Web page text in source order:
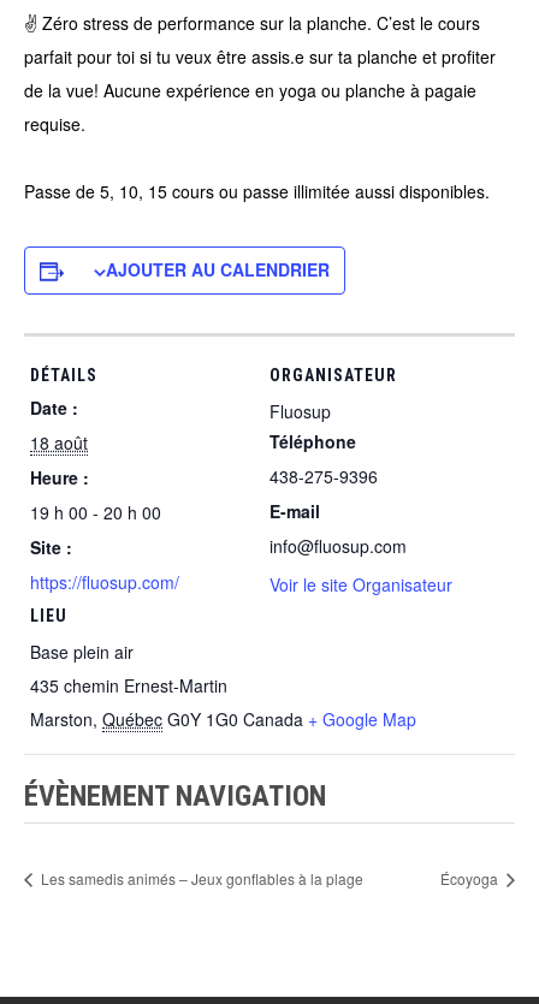
✌️ Zéro stress de performance sur la planche. C’est le cours
parfait pour toi si tu veux être assis.e sur ta planche et profiter
de la vue! Aucune expérience en yoga ou planche à pagaie
requise.
Passe de 5, 10, 15 cours ou passe illimitée aussi disponibles.
AJOUTER AU CALENDRIER
DÉTAILS
Date :
18 août
Heure :
19 h 00 - 20 h 00
Site :
https://fluosup.com/
LIEU
Base plein air
435 chemin Ernest-Martin
Marston, Québec G0Y 1G0 Canada + Google Map
ORGANISATEUR
Fluosup
Téléphone
438-275-9396
E-mail
info@fluosup.com
Voir le site Organisateur
ÉVÈNEMENT NAVIGATION
Les samedis animés – Jeux gonflables à la plage Écoyoga